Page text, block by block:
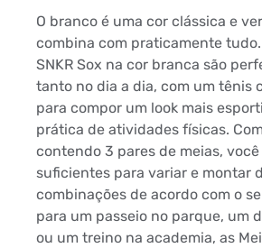
O branco é uma cor clássica e
combina com praticamente tudo.
SNKR Sox na cor branca são
tanto no dia a dia, com um tênis
para compor um look mais
prática de atividades físicas.
contendo 3 pares de meias,
suficientes para variar e montar
combinações de acordo com o
para um passeio no parque, um
ou um treino na academia, as